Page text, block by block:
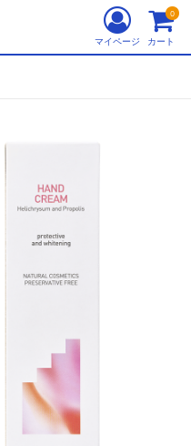
マイページ カート
0